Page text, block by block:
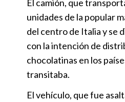
El camión, que
unidades de la popular
del centro de Italia y se
con la intención de
chocolatinas en los
transitaba.
El vehículo, que fue